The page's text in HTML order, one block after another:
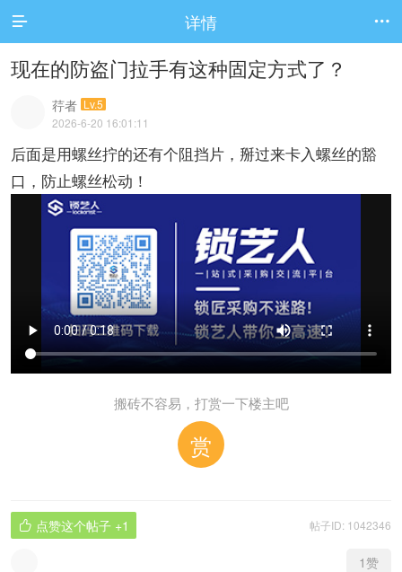
 详情 
现在的防盗门拉手有这种固定方式了？
荇者 Lv.5
2026-6-20 16:01:11
后面是用螺丝拧的还有个阻挡片，掰过来卡入螺丝的豁
口，防止螺丝松动！
搬砖不容易，打赏一下楼主吧
赏
帖子ID: 1042346
 点赞这个帖子 +1
1赞